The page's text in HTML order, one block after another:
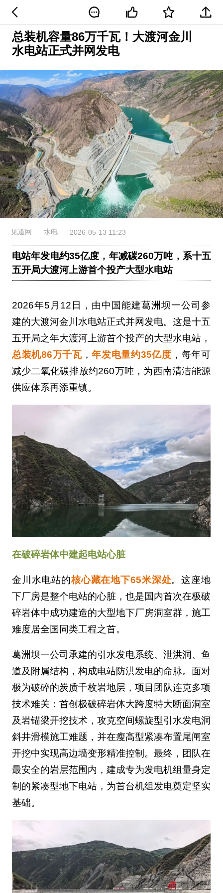
总装机容量86万千瓦！大渡河金川
水电站正式并网发电
见道网 水电 2026-05-13 11:23
电站年发电约35亿度，年减碳260万吨，系十五
五开局大渡河上游首个投产大型水电站
2026年5月12日，由中国能建葛洲坝一公司参
建的大渡河金川水电站正式并网发电。这是十五
五开局之年大渡河上游首个投产的大型水电站，
总装机86万千瓦，年发电量约35亿度 ，每年可
减少二氧化碳排放约260万吨，为西南清洁能源
供应体系再添重镇。
在破碎岩体中建起电站心脏
金川水电站的核心藏在地下65米深处。这座地
下厂房是整个电站的心脏，也是国内首次在极破
碎岩体中成功建造的大型地下厂房洞室群，施工
难度居全国同类工程之首。
葛洲坝一公司承建的引水发电系统、泄洪洞、鱼
道及附属结构，构成电站防洪发电的命脉。面对
极为破碎的炭质千枚岩地层，项目团队连克多项
技术难关：首创极破碎岩体大跨度特大断面洞室
及岩锚梁开挖技术，攻克空间螺旋型引水发电洞
斜井滑模施工难题，并在瘦高型紧凑布置尾闸室
开挖中实现高边墙变形精准控制。最终，团队在
最安全的岩层范围内，建成专为发电机组量身定
制的紧凑型地下电站，为首台机组发电奠定坚实
基础。